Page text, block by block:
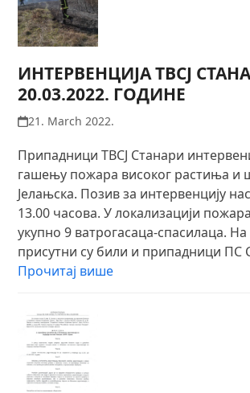
ИНТЕРВЕНЦИЈА ТВСЈ
20.03.2022. ГОДИНЕ
21. March 2022.
Припадници ТВСЈ Станари
гашењу пожара високог растиња и
Јелањска. Позив за интервенцију
13.00 часова. У локализацији
укупно 9 ватрогасаца-спасилаца.
присутни су били и припадници ПС
Прочитај више